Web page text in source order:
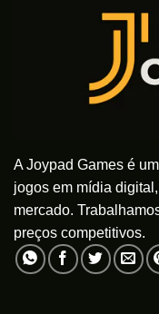
A Joypad Games é
jogos em mídia
mercado.
preços competitivos.